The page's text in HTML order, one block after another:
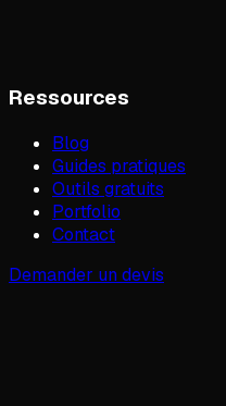
Ressources
Blog
Guides pratiques
Outils gratuits
Portfolio
Contact
Demander un devis